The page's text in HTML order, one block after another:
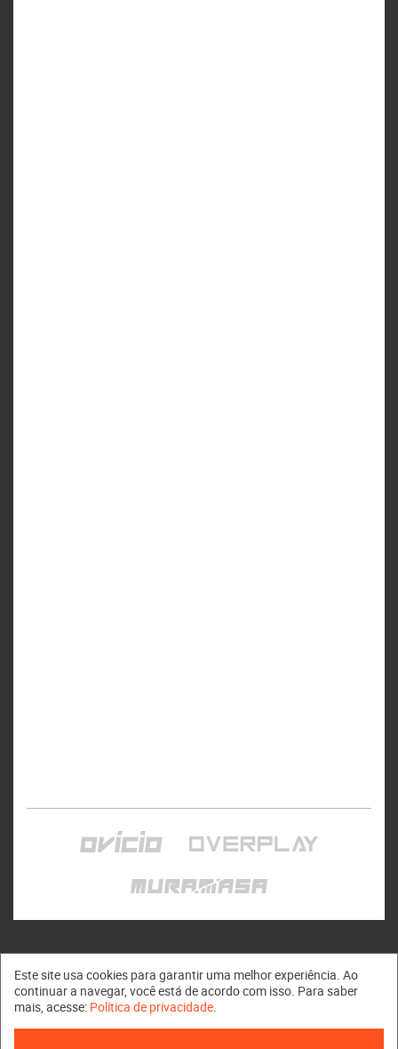
Muramasa © 2011 - 2026
Este site usa cookies para garantir uma melhor experiência. Ao
continuar a navegar, você está de acordo com isso. Para saber
mais, acesse: Política de privacidade.